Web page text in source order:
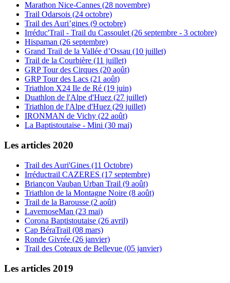
Marathon Nice-Cannes (28 novembre)
Trail Odarsois (24 octobre)
Trail des Auri’gines (9 octobre)
Irréduc'Trail - Trail du Cassoulet (26 septembre - 3 octobre)
Hispaman (26 septembre)
Grand Trail de la Vallée d’Ossau (10 juillet)
Trail de la Courbière (11 juillet)
GRP Tour des Cirques (20 août)
GRP Tour des Lacs (21 août)
Triathlon X24 Ile de Ré (19 juin)
Duathlon de l'Alpe d'Huez (27 juillet)
Triathlon de l'Alpe d'Huez (29 juillet)
IRONMAN de Vichy (22 août)
La Baptistoutaise - Mini (30 mai)
Les articles 2020
Trail des Auri'Gines (11 Octobre)
Irréductrail CAZERES (17 septembre)
Briançon Vauban Urban Trail (9 août)
Triathlon de la Montagne Noire (8 août)
Trail de la Barousse (2 août)
LavernoseMan (23 mai)
Corona Baptistoutaise (26 avril)
Cap BéraTrail (08 mars)
Ronde Givrée (26 janvier)
Trail des Coteaux de Bellevue (05 janvier)
Les articles 2019